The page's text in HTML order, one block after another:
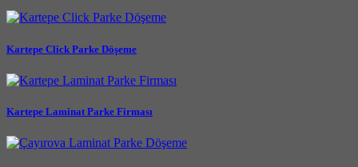
Kartepe Click Parke Döşeme
Kartepe Laminat Parke Firması